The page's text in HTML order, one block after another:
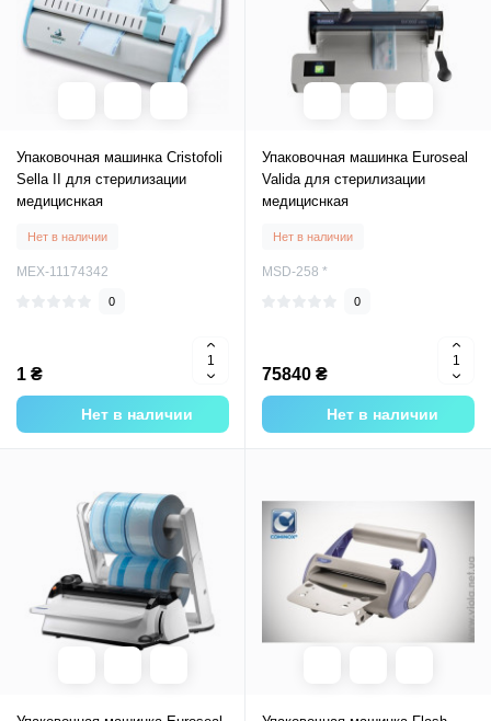
Упаковочная машинка Cristofoli
Sella II для стерилизации
медициснкая
Нет в наличии
MEX-11174342
0
1 ₴
Нет в наличии
Упаковочная машинка Euroseal
Valida для стерилизации
медициснкая
Нет в наличии
MSD-258 *
0
75840 ₴
Нет в наличии